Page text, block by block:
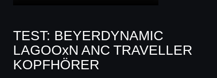
TEST: BEYERDYNAMIC
LAGOOxN ANC TRAVELLER
KOPFHÖRER